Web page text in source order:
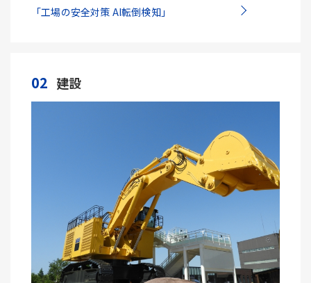
「工場の安全対策 AI転倒検知」
02 建設